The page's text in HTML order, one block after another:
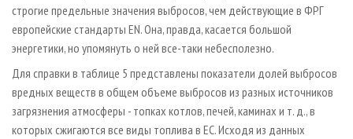
строгие предельные значения выбросов, чем действующие в ФРГ
европейские стандарты EN. Она, правда, касается большой
энергетики, но упомянуть о ней все-таки небесполезно.
Для справки в таблице 5 представлены показатели долей выбросов
вредных веществ в общем объеме выбросов из разных источников
загрязнения атмосферы - топках котлов, печей, каминах и т. д., в
которых сжигаются все виды топлива в ЕС. Исходя из данных